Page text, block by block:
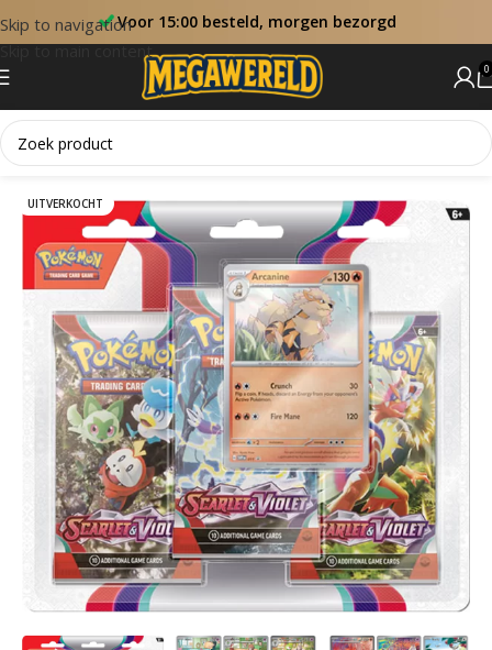
Skip to navigation
Skip to main content
Voor 15:00 besteld, morgen bezorgd
0
Home Blister
UITVERKOCHT